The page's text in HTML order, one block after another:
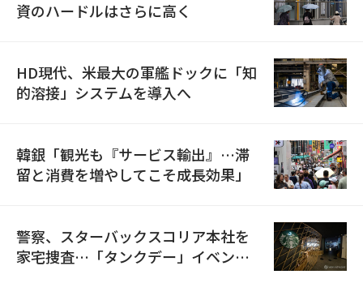
資のハードルはさらに高く
HD現代、米最大の軍艦ドックに「知
的溶接」システムを導入へ
韓銀「観光も『サービス輸出』…滞
留と消費を増やしてこそ成長効果」
警察、スターバックスコリア本社を
家宅捜査…「タンクデー」イベント